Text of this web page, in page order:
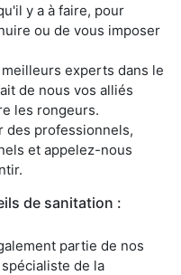
y a à faire, pour
ou de vous imposer
experts dans le
de nous vos alliés
les rongeurs.
des professionnels,
et appelez-nous
de sanitation :
partie de nos
de la